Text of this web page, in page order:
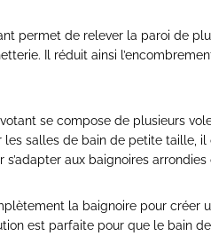
permet de relever la paroi de
Il réduit ainsi
se compose de plusieurs
salles de bain de petite taille,
aux baignoires arrondies
la baignoire pour créer
est parfaite pour que le bain